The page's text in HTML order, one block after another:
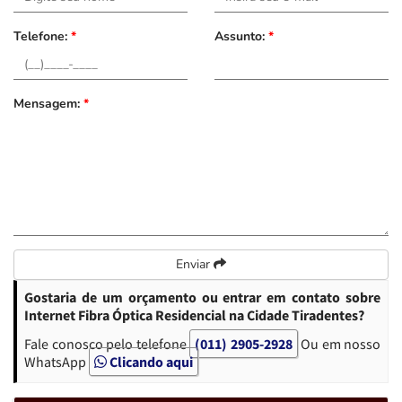
Telefone: * Assunto: *
Mensagem: *
Enviar
Gostaria de um orçamento ou entrar em contato sobre
Internet Fibra Óptica Residencial na Cidade Tiradentes?
Fale conosco pelo telefone (011) 2905-2928 Ou em nosso
WhatsApp
Clicando aqui